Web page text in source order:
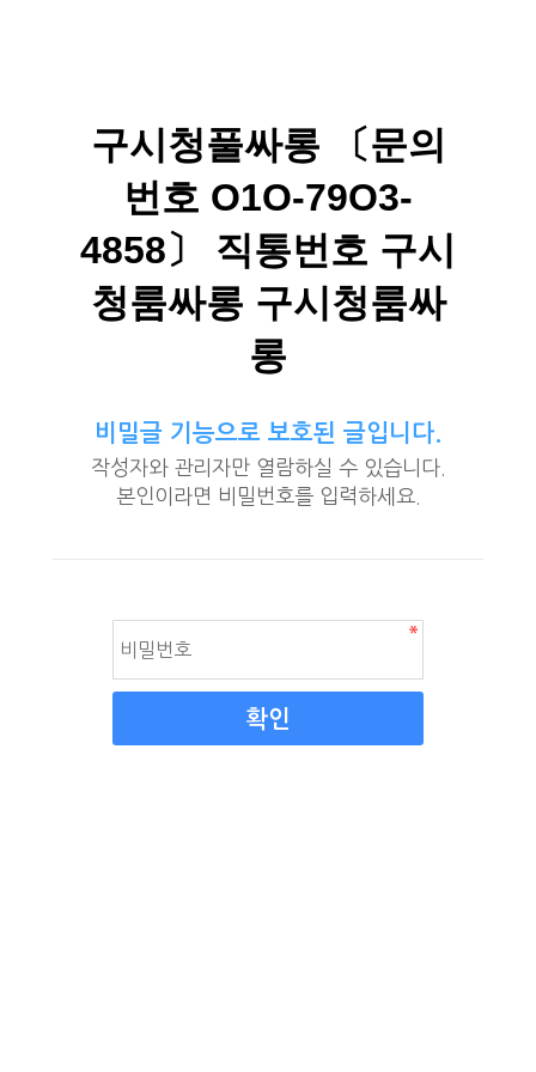
구시청풀싸롱 〔문의
번호 O1O-79O3-
4858〕 직통번호 구시
청룸싸롱 구시청룸싸
롱
비밀글 기능으로 보호된 글입니다.
작성자와 관리자만 열람하실 수 있습니다.
본인이라면 비밀번호를 입력하세요.